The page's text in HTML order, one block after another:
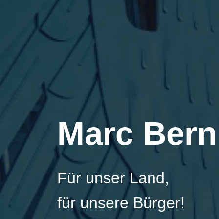
Marc
Für unser Land,
für unsere Bürger!